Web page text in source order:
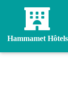
Hammamet Hôtels